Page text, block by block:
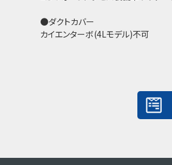
●ダクトカバー
カイエンターボ(4Lモデル)不可